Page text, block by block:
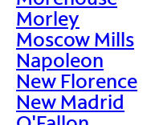
Morley
Moscow Mills
Napoleon
New Florence
New Madrid